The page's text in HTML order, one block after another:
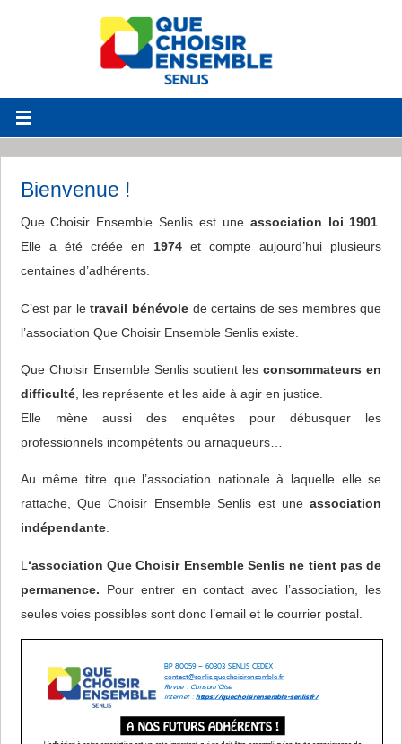
Bienvenue !
Que Choisir Ensemble Senlis est une association loi 1901
Elle a été créée en 1974 et compte aujourd’hui plusieurs
centaines d’adhérents.
C’est par letravail bénévolede certains de ses membres que
l’association Que Choisir Ensemble Senlis existe.
Que Choisir Ensemble Senlis soutient lesconsommateurs en
difficulté, les représente et les aide à agir en justice.
Elle mène aussi des enquêtes pour débusquer les
professionnels incompétents ou arnaqueurs…
Au même titre que l’association nationale à laquelle elle se
rattache, Que Choisir Ensemble Senlis est uneassociation
indépendante.
L ‘association Que Choisir Ensemble Senlis ne tient pas de
permanence. Pour entrer en contact avec l’association, les
seules voies possibles sont donc l’email et le courrier postal.